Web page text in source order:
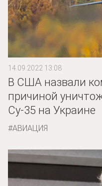
14.09.2022 13:08
В США назвали
причиной
Су-35 на Украине
АВИАЦИЯ